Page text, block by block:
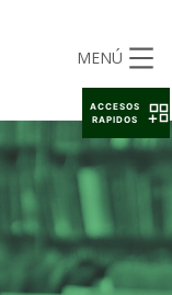
MENÚ
ACCESOS
RAPIDOS